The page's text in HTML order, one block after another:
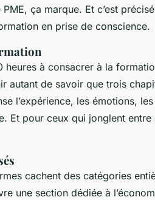
ça marque. Et c’est
en prise de conscience.
heures à consacrer à la
autant de savoir que trois
l’expérience, les émotions,
Et pour ceux qui jonglent
cachent des catégories
une section dédiée à